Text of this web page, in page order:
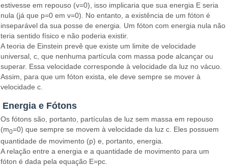
estivesse em repouso (v=0), isso implicaria que sua energia E seria
nula (já que p=0 em v=0). No entanto, a existência de um fóton é
inseparável da sua posse de energia. Um fóton com energia nula não
teria sentido físico e não poderia existir.
A teoria de Einstein prevê que existe um limite de velocidade
universal, c, que nenhuma partícula com massa pode alcançar ou
superar. Essa velocidade corresponde à velocidade da luz no vácuo.
Assim, para que um fóton exista, ele deve sempre se mover à
velocidade c.
Energia e Fótons
Os fótons são, portanto, partículas de luz sem massa em repouso
(m0=0) que sempre se movem à velocidade da luz c. Eles possuem
quantidade de movimento (p) e, portanto, energia.
A relação entre a energia e a quantidade de movimento para um
fóton é dada pela equação E=pc.